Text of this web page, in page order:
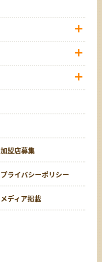
加盟店募集
プライバシーポリシー
メディア掲載